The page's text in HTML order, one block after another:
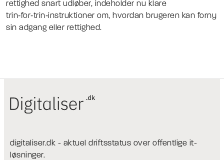
rettighed snart udløber, indeholder nu klare
trin‑for‑trin‑instruktioner om, hvordan brugeren kan forny
sin adgang eller rettighed.
digitaliser.dk - aktuel driftsstatus over offentlige it-
løsninger.